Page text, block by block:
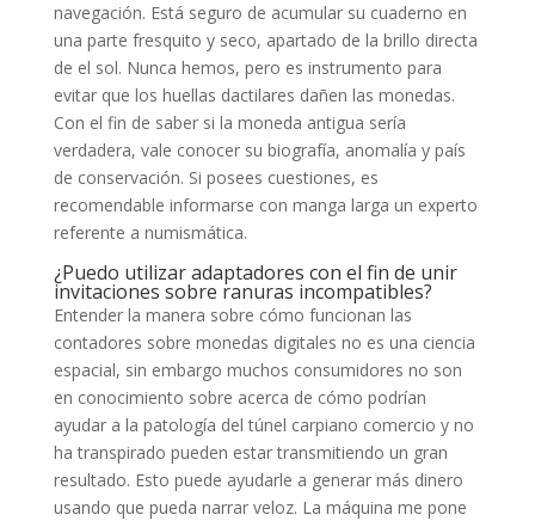
navegación. Está seguro de acumular su cuaderno en
una parte fresquito y seco, apartado de la brillo directa
de el sol. Nunca hemos, pero es instrumento para
evitar que los huellas dactilares dañen las monedas.
Con el fin de saber si la moneda antigua serí­a
verdadera, vale conocer su biografía, anomalía y país
de conservación. Si posees cuestiones, es
recomendable informarse con manga larga un experto
referente a numismática.
¿Puedo utilizar adaptadores con el fin de unir
invitaciones sobre ranuras incompatibles?
Entender la manera sobre cómo funcionan las
contadores sobre monedas digitales no es una ciencia
espacial, sin embargo muchos consumidores no son
en conocimiento sobre acerca de cómo podrían
ayudar a la patologí­a del túnel carpiano comercio y no
ha transpirado pueden estar transmitiendo un gran
resultado. Esto puede ayudarle a generar más dinero
usando que pueda narrar veloz. La máquina me pone